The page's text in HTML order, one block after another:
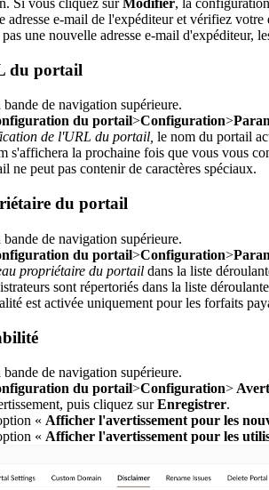
Si vous cliquez surModifier, la
e-mail de l'expéditeur et vérifiez votre
une nouvelle adresse e-mail d'expéditeur,
du portail
bande de navigation supérieure.
du portail>Configuration>
de l'URL du portail le nom du portail
s'affichera la prochaine fois que vous vous
ne peut pas contenir de caractères spéciaux.
du portail
bande de navigation supérieure.
du portail>Configuration>
propriétaire du portail dans la liste
sont répertoriés dans la liste
est activée uniquement pour les forfaits
bande de navigation supérieure.
du portail>Configuration>
puis cliquez surEnregistrer.
« Afficher l'avertissement pour les
« Afficher l'avertissement pour les